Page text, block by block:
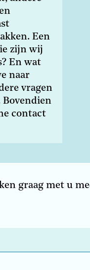
Een
zijn wij
En wat
naar
vragen
contact
graag met u